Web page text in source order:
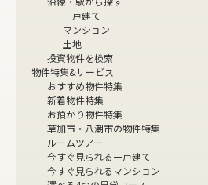
一戸建て
マンション
土地
投資物件を検索
物件特集&サービス
おすすめ物件特集
新着物件特集
お預かり物件特集
草加市・八潮市の物件特集
ルームツアー
今すぐ見られる一戸建て
今すぐ見られるマンション